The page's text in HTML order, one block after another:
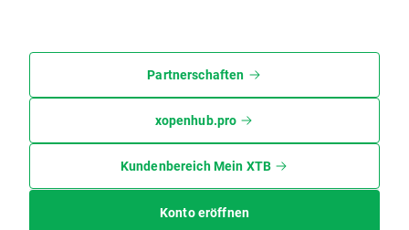
Partnerschaften
xopenhub.pro
Kundenbereich Mein XTB
Konto eröffnen